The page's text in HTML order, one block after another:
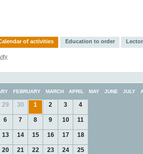
of activities Education to order
FEBRUARY MARCH APRIL MAY JUNE JULY
29 30 1 2 3 4
6 7 8 9 10 11
13 14 15 16 17 18
20 21 22 23 24 25